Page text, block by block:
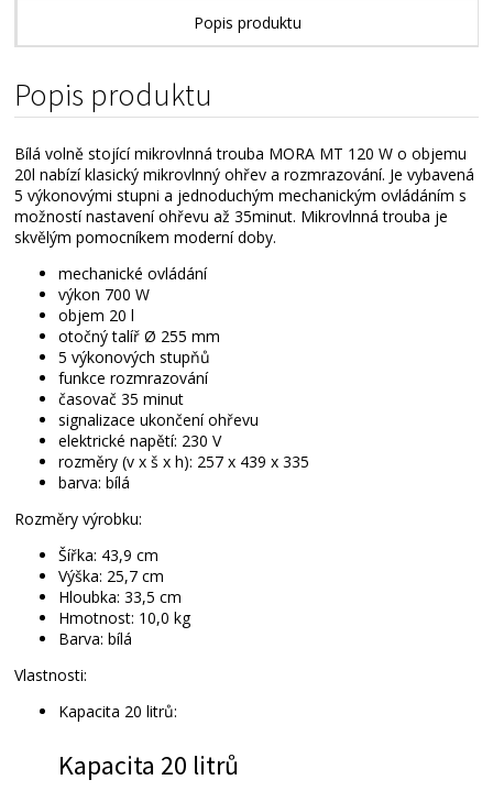
Popis produktu
Přílohy ke stažení
Alternativní zboží
Popis produktu
Bílá volně stojící mikrovlnná trouba MORA MT 120 W o objemu
20l nabízí klasický mikrovlnný ohřev a rozmrazování. Je vybavená
5 výkonovými stupni a jednoduchým mechanickým ovládáním s
možností nastavení ohřevu až 35minut. Mikrovlnná trouba je
skvělým pomocníkem moderní doby.
mechanické ovládání
výkon 700 W
objem 20 l
otočný talíř Ø 255 mm
5 výkonových stupňů
funkce rozmrazování
časovač 35 minut
signalizace ukončení ohřevu
elektrické napětí: 230 V
rozměry (v x š x h): 257 x 439 x 335
barva: bílá
Rozměry výrobku:
Šířka: 43,9 cm
Výška: 25,7 cm
Hloubka: 33,5 cm
Hmotnost: 10,0 kg
Barva: bílá
Vlastnosti:
Kapacita 20 litrů:
Kapacita 20 litrů